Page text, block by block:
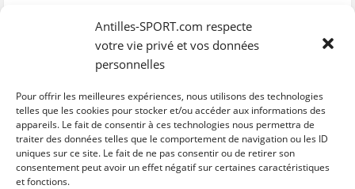
Antilles-SPORT.com respecte
votre vie privé et vos données
personnelles
Pour offrir les meilleures expériences, nous utilisons des technologies
telles que les cookies pour stocker et/ou accéder aux informations des
appareils. Le fait de consentir à ces technologies nous permettra de
traiter des données telles que le comportement de navigation ou les ID
uniques sur ce site. Le fait de ne pas consentir ou de retirer son
consentement peut avoir un effet négatif sur certaines caractéristiques
et fonctions.
entraîneur:
Daniel Fortune
(Golden Lion),
Uly Jésoph
(New-Club)
Ulrick Cilis (Aiglon),
Claude Hubert
(Golden Lion),
Losat (AS Morne-
des-Esses)
C
l
C
l
C
l
i
C
l
C
l